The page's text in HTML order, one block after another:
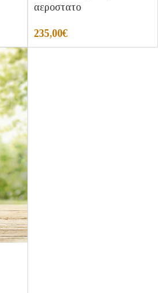
αεροστατο
235,00€